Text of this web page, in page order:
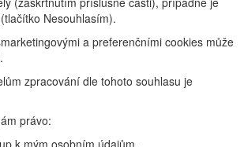
Nesouhlasím).
a preferenčními cookies může
zpracování dle tohoto souhlasu je
právo: